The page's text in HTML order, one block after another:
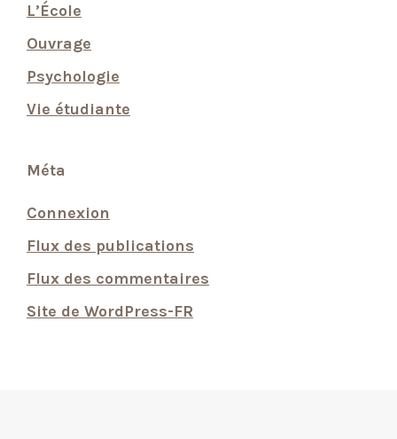
L’École
Ouvrage
Psychologie
Vie étudiante
Méta
Connexion
Flux des publications
Flux des commentaires
Site de WordPress-FR